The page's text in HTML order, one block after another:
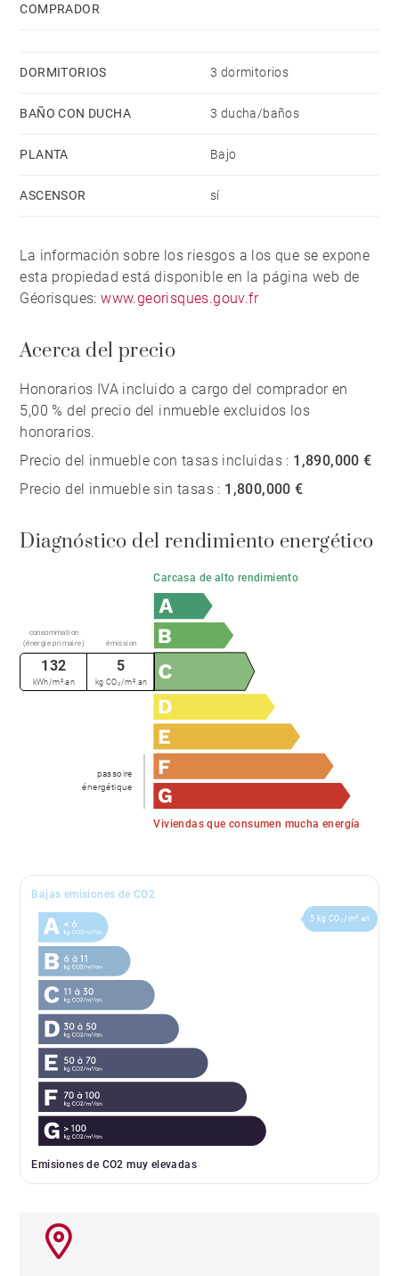
COMPRADOR
DORMITORIOS 3 dormitorios
BAÑO CON DUCHA 3 ducha/baños
PLANTA Bajo
ASCENSOR sí
La información sobre los riesgos a los que se expone
esta propiedad está disponible en la página web de
Géorisques:www.georisques.gouv.fr
Acerca del precio
Honorarios IVA incluido a cargo del comprador en
5,00 % del precio del inmueble excluidos los
honorarios.
Precio del inmueble con tasas incluidas : 1,890,000 €
Precio del inmueble sin tasas : 1,800,000 €
Diagnóstico del rendimiento energético
Carcasa de alto rendimiento
Viviendas que consumen mucha energía
passoire
énergétique
consommation
(énergie primaire)
émission
132
kWh/m².an
5
kg CO₂/m².an
Bajas emisiones de CO2
Emisiones de CO2 muy elevadas
5 kg CO₂/m².an